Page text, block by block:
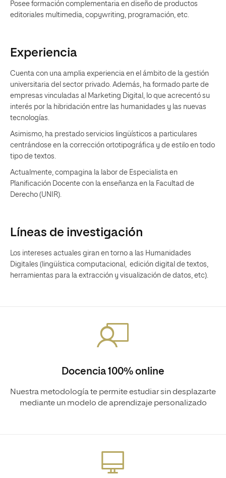
Posee formación complementaria en diseño de productos
editoriales multimedia, copywriting, programación, etc.
Experiencia
Cuenta con una amplia experiencia en el ámbito de la gestión
universitaria del sector privado. Además, ha formado parte de
empresas vinculadas al Marketing Digital, lo que acrecentó su
interés por la hibridación entre las humanidades y las nuevas
tecnologías.
Asimismo, ha prestado servicios lingüísticos a particulares
centrándose en la corrección ortotipográfica y de estilo en todo
tipo de textos.
Actualmente, compagina la labor de Especialista en
Planificación Docente con la enseñanza en la Facultad de
Derecho (UNIR).
Líneas de investigación
Los intereses actuales giran en torno a las Humanidades
Digitales (lingüística computacional, edición digital de textos,
herramientas para la extracción y visualización de datos, etc).
Docencia 100% online
Nuestra metodología te permite estudiar sin desplazarte
mediante un modelo de aprendizaje personalizado